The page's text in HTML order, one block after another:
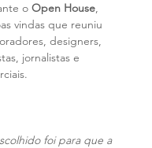
o Open House,
vindas que reuniu
designers,
jornalistas e
foi para que a